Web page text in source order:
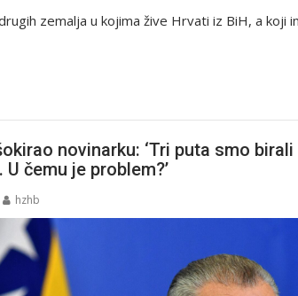
zemalja u kojima žive Hrvati iz BiH, a koji
novinarku: ‘Tri puta smo
čemu je problem?’
hzhb